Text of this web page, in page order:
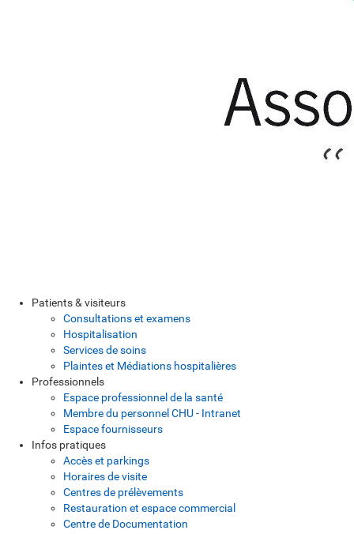
Patients & visiteurs
Consultations et examens
Hospitalisation
Services de soins
Plaintes et Médiations hospitalières
Professionnels
Espace professionnel de la santé
Membre du personnel CHU - Intranet
Espace fournisseurs
Infos pratiques
Accès et parkings
Horaires de visite
Centres de prélèvements
Restauration et espace commercial
Centre de Documentation